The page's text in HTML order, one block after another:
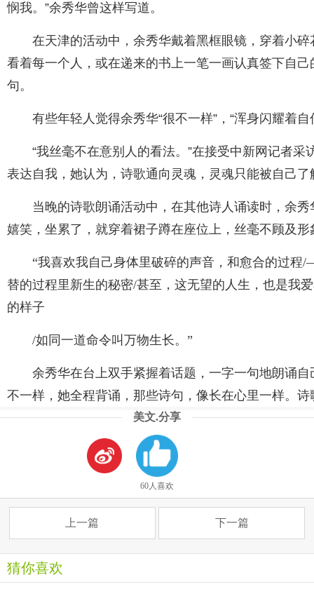
悯我。”余秀华曾这样写道。
在天津的活动中，余秀华戴着黑框眼镜，穿着小
看着每一个人，或在递来的书上一笔一画认真签下自
句。
有些年轻人觉得余秀华“很不一样”，“浑身闪耀着自
“我丝毫不在意别人的看法。”在接受中新网记者采
表达自我，她认为，诗歌通向灵魂，灵魂只能被自己了
当晚的诗歌朗诵活动中，在其他诗人诵读时，余
嬉笑，坐累了，就穿着裙子蹲在座位上，丝毫不顾及形
“我喜欢我自己身体里破碎的声音，和愈合的过
替的过程里新生的秘密/甚至，这无望的人生，也是我
的样子
/如同一道命令叫万物生长。”
余秀华在台上双手紧握着话题，一字一句地朗诵
不一样，她全程背诵，那些诗句，像长在心里一样。诗
美文.分享
60人喜欢
上一篇 下一篇
猜你喜欢